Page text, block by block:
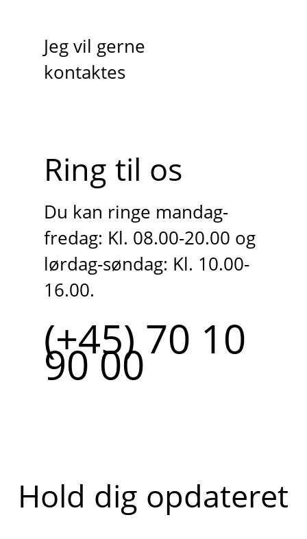
Jeg vil gerne
kontaktes
Ring til os
Du kan ringe mandag-
fredag: Kl. 08.00-20.00 og
lørdag-søndag: Kl. 10.00-
16.00.
(+45) 70 10
90 00
Hold dig opdateret